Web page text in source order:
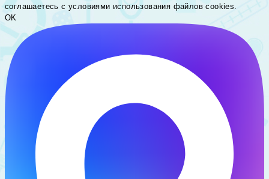
соглашаетесь c условиями использования файлов cookies.
OK